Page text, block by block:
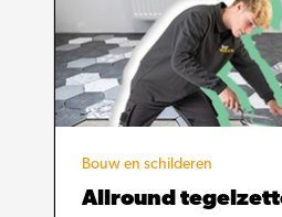
Bouw en schilderen
Allround